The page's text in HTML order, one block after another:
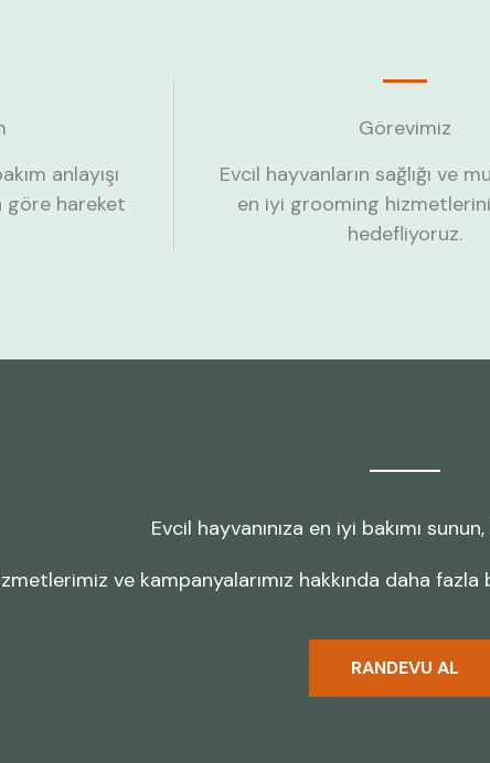
anlayışı
göre hareket
Görevimiz
Evcil hayvanların sağlığı ve
en iyi grooming
hedefliyoruz.
Evcil hayvanınıza en iyi bakımı
ve kampanyalarımız hakkında daha
RANDEVU AL